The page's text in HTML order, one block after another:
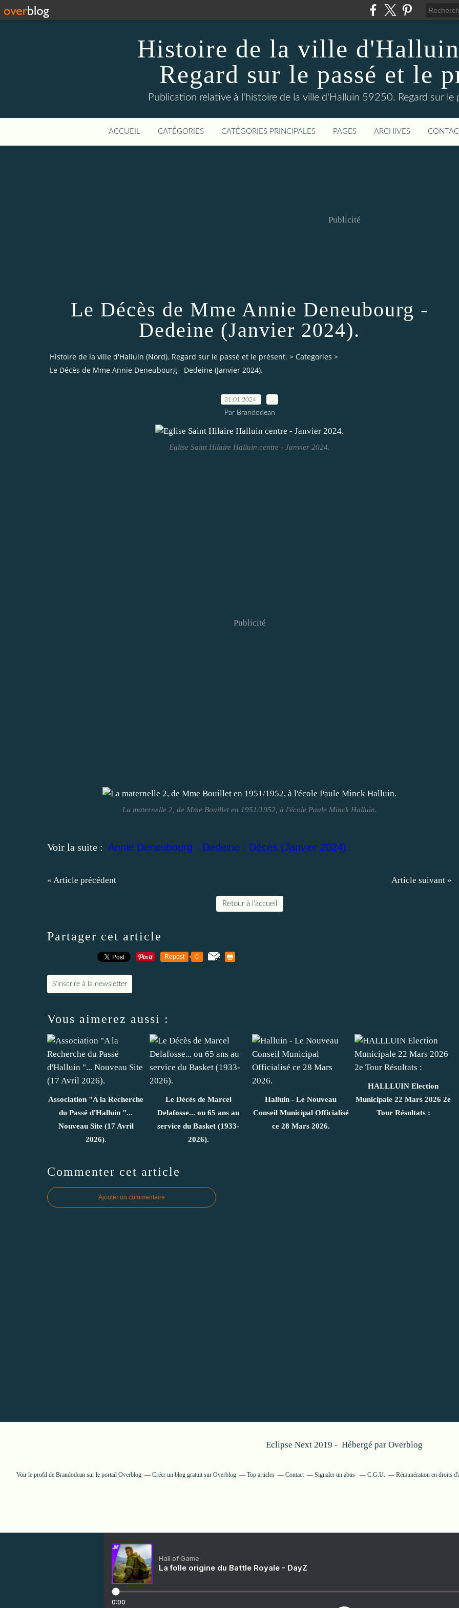
Histoire de la ville
Regard sur le passé et le
Publication relative à l'histoire de la ville d'Halluin 59250. Regard sur le
ACCUEIL CATÉGORIES CATÉGORIES PRINCIPALES PAGES ARCHIVES
Publicité
Le Décès de Mme Annie Deneubourg -
Dedeine (Janvier 2024).
Histoire de la ville d'Halluin (Nord). Regard sur le passé et le présent. > Categories >
Le Décès de Mme Annie Deneubourg - Dedeine (Janvier 2024).
31.01.2024
Par Brandodean
Eglise Saint Hilaire Halluin centre - Janvier 2024.
Publicité
La maternelle 2, de Mme Bouillet en 1951/1952, à l'école Paule Minck Halluin.
Voir la suite : Annie Deneubourg - Dedeine : Décès (Janvier 2024).
« Article précédent Article suivant »
Retour à l'accueil
Partager cet article
Repost 0
S'inscrire à la newsletter
Vous aimerez aussi :
Association "A la Recherche
du Passé d'Halluin "...
Nouveau Site (17 Avril
2026).
Le Décès de Marcel
Delafosse... ou 65 ans au
service du Basket (1933-
2026).
Halluin - Le Nouveau
Conseil Municipal Officialisé
ce 28 Mars 2026.
HALLLUIN Election
Municipale 22 Mars 2026 2e
Tour Résultats :
Commenter cet article
Ajouter un commentaire
Eclipse Next 2019 - Hébergé par Overblog
Voir le profil de Brandodean sur le portail Overblog Créer un blog gratuit sur Overblog Top articles Contact Signaler un abus C.G.U. Rémunération en droits
Hall of Game
La folle origine du Battle Royale - DayZ
0:00